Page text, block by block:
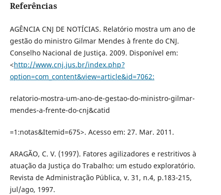
Referências
AGÊNCIA CNJ DE NOTÍCIAS. Relatório mostra um ano de
gestão do ministro Gilmar Mendes à frente do CNJ.
Conselho Nacional de Justiça. 2009. Disponível em:
<http://www.cnj.jus.br/index.php?
option=com_content&view=article&id=7062:
relatorio-mostra-um-ano-de-gestao-do-ministro-gilmar-
mendes-a-frente-do-cnj&catid
=1:notas&Itemid=675>. Acesso em: 27. Mar. 2011.
ARAGÃO, C. V. (1997). Fatores agilizadores e restritivos à
atuação da Justiça do Trabalho: um estudo exploratório.
Revista de Administração Pública, v. 31, n.4, p.183-215,
jul/ago, 1997.